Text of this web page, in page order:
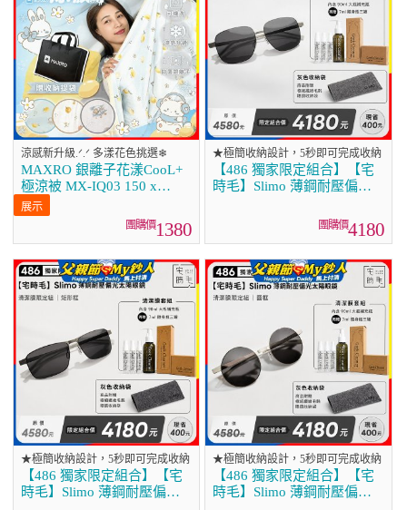
涼感新升級.ᐟ.ᐟ 多漾花色挑選❄
MAXRO 銀離子花漾CooL+
極涼被 MX-IQ03 150 x
200cm
1380
★極簡收納設計，5秒即可完成收納
【486 獨家限定組合】【宅
時毛】Slimo 薄鋼耐壓偏光
4180
★極簡收納設計，5秒即可完成收納
【486 獨家限定組合】【宅
時毛】Slimo 薄鋼耐壓偏光
★極簡收納設計，5秒即可完成收納
【486 獨家限定組合】【宅
時毛】Slimo 薄鋼耐壓偏光